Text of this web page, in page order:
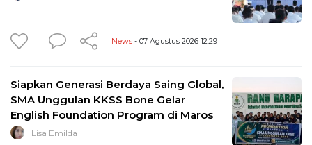
News - 07 Agustus 2026 12:29
Siapkan Generasi Berdaya Saing Global,
SMA Unggulan KKSS Bone Gelar
English Foundation Program di Maros
Lisa Emilda